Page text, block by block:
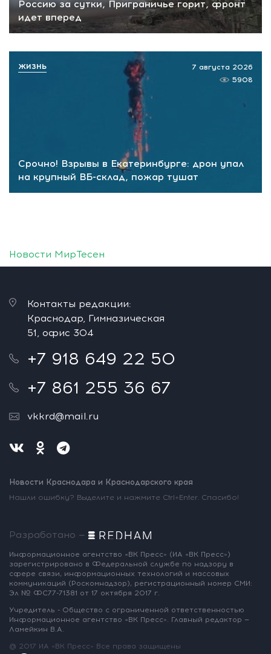
Россию за сутки, Приграничье горит, фронт
идет вперед
Срочно! Взрывы в Екатеринбурге: дрон упал
на крупный ВБ-склад, пожар тушат
7 августа 2026
5908
ЖИЗНЬ
Новости МирТесен
Контакты редакции:
Краснодар, Гимназическая
51, офис 304
+7 918 649 22 50
+7 861 255 36 67
vkkrd@mail.ru
Новости Краснодара и Краснодарского края
Нашли ошибку? Выделите и нажмите Ctrl+Enter. Спасибо!
Разработано —
Информационное агентство «ВК Пресс» (ИА «ВК Пресс»)
зарегистрировано в Федеральной службе по надзору в
сфере связи, информационных технологий и массовых
коммуникаций (Роскомнадзор), регистрационный номер СМИ:
Эл № ФС77-71381 от 17 октября 2017 г.
Учредитель - Общество с ограниченной ответственностью
Информационное агентство «ВК Пресс». Главный редактор —
Ламейкин В.А.
@ 2017 ИА «ВК Пресс» Все права защищены